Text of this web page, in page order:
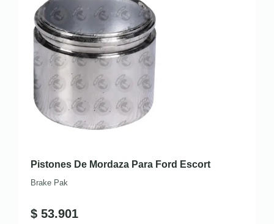
Pistones De Mordaza Para Ford Escort
Brake Pak
$ 53.901